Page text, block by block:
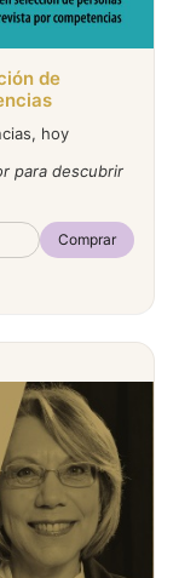
de
hoy
para descubrir
Comprar